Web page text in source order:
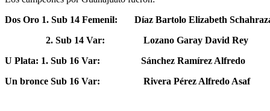
Dos Oro 1. Sub 14 Femenil:
Díaz Bartolo Elizabeth
2. Sub 14 Var:
Lozano Garay David Rey
U Plata: 1. Sub 16 Var:
Sánchez Ramírez Alfredo
Un bronce Sub 16 Var:
Rivera Pérez Alfredo Asaf